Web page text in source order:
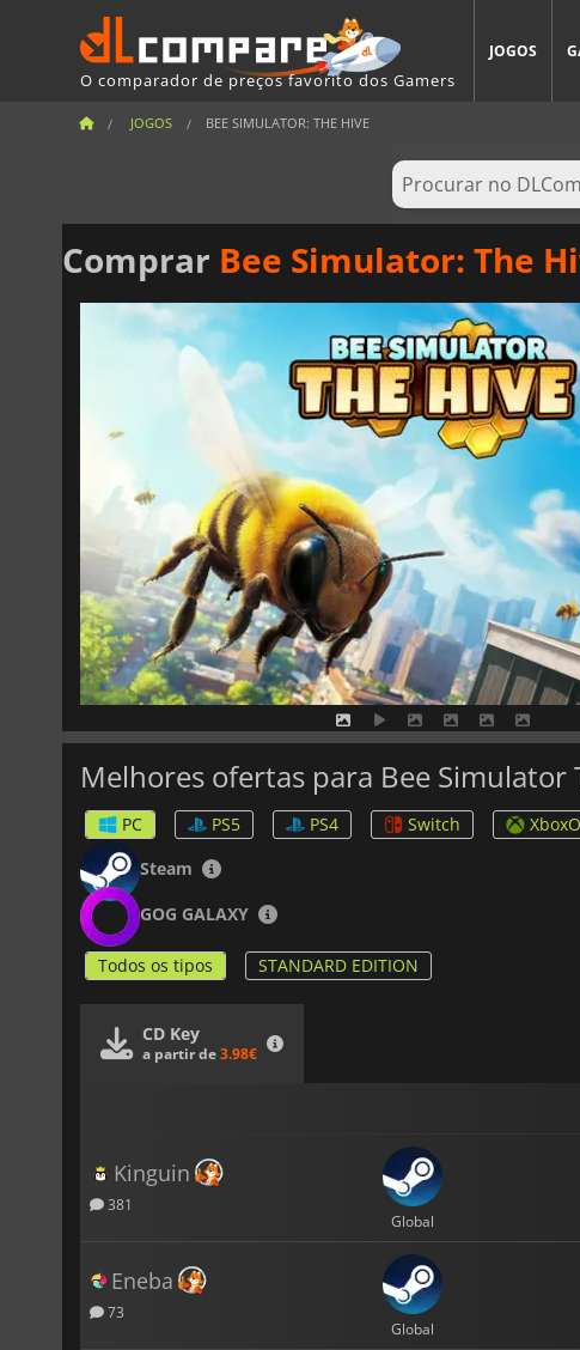
O comparador de preços favorito dos Gamers
JOGOS
JOGOS BEE SIMULATOR: THE HIVE
Comprar Bee Simulator: The
Melhores ofertas para Bee Simulator
PC PS5 PS4 Switch
Steam
GOG GALAXY
Todos os tipos STANDARD EDITION
CD Key
a partir de3.98€
Kinguin
381
Global
Eneba
73
Global